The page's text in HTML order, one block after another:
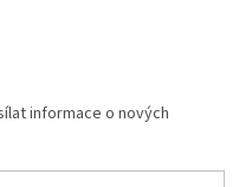
informace o nových